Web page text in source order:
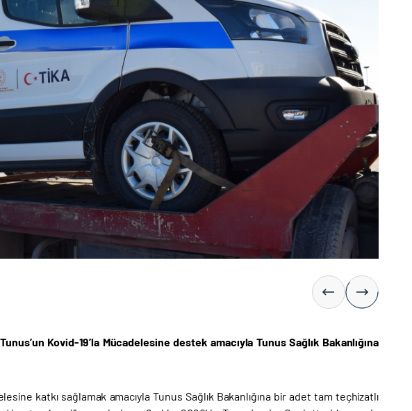
Kovid-19’la Mücadelesine destek amacıyla Tunus Sağlık Bakanlığına
katkı sağlamak amacıyla Tunus Sağlık Bakanlığına bir adet tam teçhizatlı